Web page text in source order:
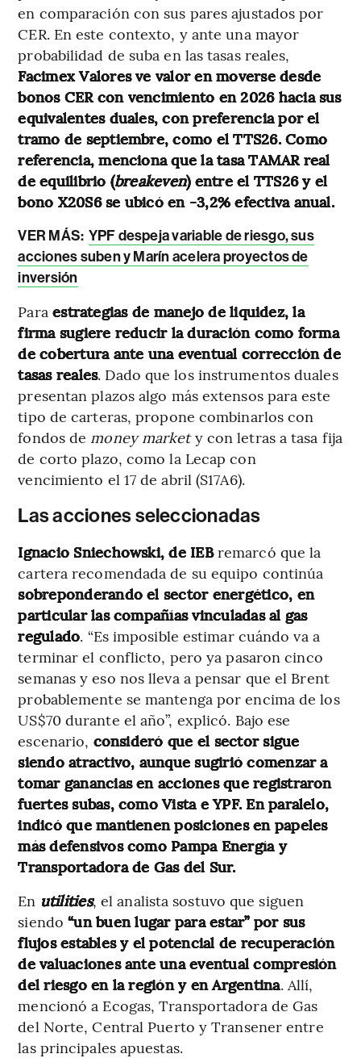
en comparación con sus pares ajustados por
CER. En este contexto, y ante una mayor
probabilidad de suba en las tasas reales,
Facimex Valores ve valor en moverse desde
bonos CER con vencimiento en 2026 hacia sus
equivalentes duales, con preferencia por el
tramo de septiembre, como el TTS26. Como
referencia, menciona que la tasa TAMAR real
de equilibrio (breakeven) entre el TTS26 y el
bono X20S6 se ubicó en -3,2% efectiva anual.
VER MÁS: YPF despeja variable de riesgo, sus
acciones suben y Marín acelera proyectos de
inversión
Para estrategias de manejo de liquidez, la
firma sugiere reducir la duración como forma
de cobertura ante una eventual corrección de
tasas reales. Dado que los instrumentos duales
presentan plazos algo más extensos para este
tipo de carteras, propone combinarlos con
fondos de money markety con letras a tasa fija
de corto plazo, como la Lecap con
vencimiento el 17 de abril (S17A6).
Las acciones seleccionadas
Ignacio Sniechowski, de IEBremarcó que la
cartera recomendada de su equipo continúa
sobreponderando el sector energético, en
particular las compañías vinculadas al gas
regulado. “Es imposible estimar cuándo va a
terminar el conflicto, pero ya pasaron cinco
semanas y eso nos lleva a pensar que el Brent
probablemente se mantenga por encima de los
US$70 durante el año”, explicó. Bajo ese
escenario, consideró que el sector sigue
siendo atractivo, aunque sugirió comenzar a
tomar ganancias en acciones que registraron
fuertes subas, como Vista e YPF. En paralelo,
indicó que mantienen posiciones en papeles
más defensivos como Pampa Energía y
Transportadora de Gas del Sur.
En utilities, el analista sostuvo que siguen
siendo “un buen lugar para estar” por sus
flujos estables y el potencial de recuperación
de valuaciones ante una eventual compresión
del riesgo en la región y en Argentina. Allí,
mencionó a Ecogas, Transportadora de Gas
del Norte, Central Puerto y Transener entre
las principales apuestas.